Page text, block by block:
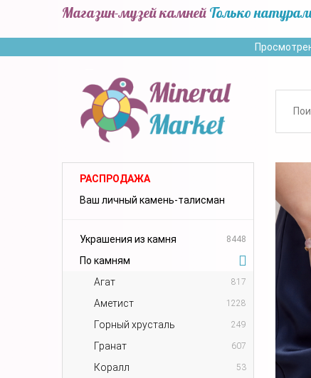
Магазин-музей камней Только
РАСПРОДАЖА
Ваш личный камень-талисман
Украшения из камня 8448
По камням
Агат
817
Аметист 1228
Горный хрусталь 249
Гранат 607
Коралл 53